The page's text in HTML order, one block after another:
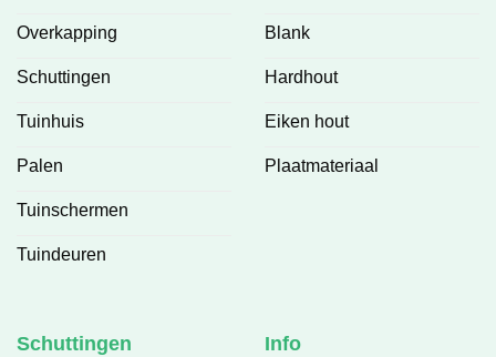
Overkapping
Schuttingen
Tuinhuis
Palen
Tuinschermen
Tuindeuren
Blank
Hardhout
Eiken hout
Plaatmateriaal
Schuttingen Info